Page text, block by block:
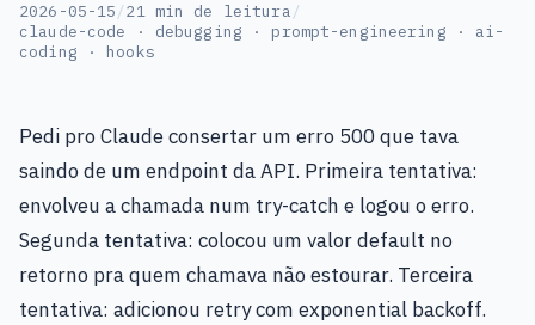
2026-05-15/21 min de leitura/
claude-code · debugging · prompt-engineering · ai-
coding · hooks
Pedi pro Claude consertar um erro 500 que tava
saindo de um endpoint da API. Primeira tentativa:
envolveu a chamada num try-catch e logou o erro.
Segunda tentativa: colocou um valor default no
retorno pra quem chamava não estourar. Terceira
tentativa: adicionou retry com exponential backoff.